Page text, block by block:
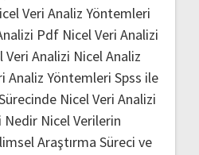
Veri Analiz Yöntemleri
Pdf Nicel Veri Analizi
Veri Analizi Nicel Analiz
Analiz Yöntemleri Spss ile
Nicel Veri Analizi
Nedir Nicel Verilerin
Araştırma Süreci ve